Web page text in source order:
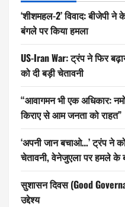
‘शीशमहल-2’ विवाद: बीजेपी
बंगले पर किया हमला
US-Iran War: ट्रंप ने फिर
को दी बड़ी चेतावनी
“आवागमन भी एक अधिकार:
किराए से आम जनता को राहत”
‘अपनी जान बचाओ…’ ट्रंप ने
चेतावनी, वेनेजुएला पर हमले के
सुशासन दिवस (Good
उद्देश्य